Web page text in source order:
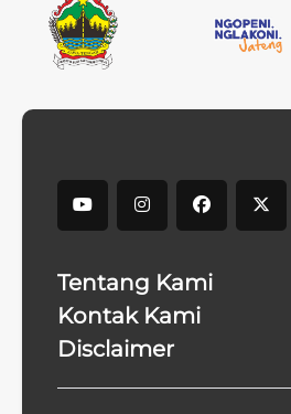
Tentang Kami
Kontak Kami
Disclaimer